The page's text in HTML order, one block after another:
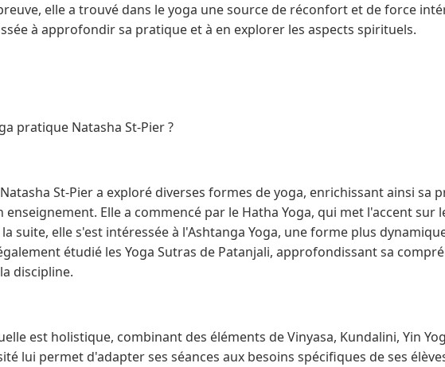
elle a trouvé dans le yoga une source de réconfort et de force
à approfondir sa pratique et à en explorer les aspects spirituels.
pratique Natasha St-Pier ?
St-Pier a exploré diverses formes de yoga, enrichissant ainsi sa
enseignement. Elle a commencé par le Hatha Yoga, qui met l'accent sur
suite, elle s'est intéressée à l'Ashtanga Yoga, une forme plus
étudié les Yoga Sutras de Patanjali, approfondissant sa
discipline.
est holistique, combinant des éléments de Vinyasa, Kundalini, Yin
lui permet d'adapter ses séances aux besoins spécifiques de ses